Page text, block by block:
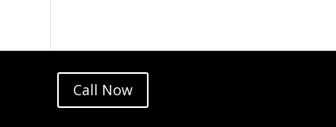
Call Now